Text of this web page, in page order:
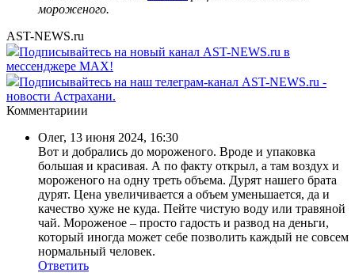
мороженого.
AST-NEWS.ru
Подписывайтесь на новый канал AST-NEWS.ru в
мессенджере MAX!
Подписывайтесь на наш телеграм-канал AST-NEWS.ru -
новости Астрахани.
Комментариии
Олег, 13 июня 2024, 16:30
Вот и добрались до мороженого. Вроде и упаковка
большая и красивая. А по факту открыл, а там воздух и
мороженого на одну треть объема. Дурят нашего брата
дурят. Цена увеличивается а объем уменьшается, да и
качество хуже не куда. Пейте чистую воду или травяной
чай. Мороженое – просто гадость и развод на деньги,
который иногда может себе позволить каждый не совсем
нормальный человек.
Ответить